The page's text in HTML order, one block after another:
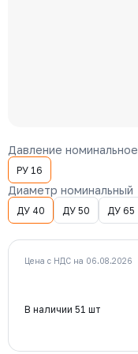
Давление номинальное
РУ 16
Диаметр номинальный
ДУ 40 ДУ 50 ДУ 65
Цена с НДС на 06.08.2026
В наличии 51 шт